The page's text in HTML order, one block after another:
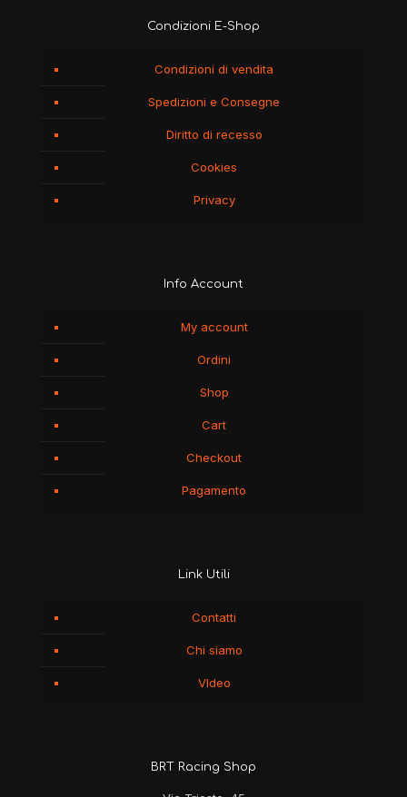
Condizioni E-Shop
Condizioni di vendita
Spedizioni e Consegne
Diritto di recesso
Cookies
Privacy
Info Account
My account
Ordini
Shop
Cart
Checkout
Pagamento
Link Utili
Contatti
Chi siamo
VIdeo
BRT Racing Shop